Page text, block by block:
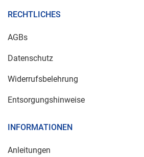
RECHTLICHES
AGBs
Datenschutz
Widerrufsbelehrung
Entsorgungshinweise
INFORMATIONEN
Anleitungen